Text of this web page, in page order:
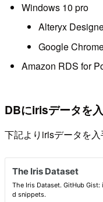
Windows 10 pro
Alteryx
Google
Amazon RDS for
DBにirisデータを
下記よりirisデータを入